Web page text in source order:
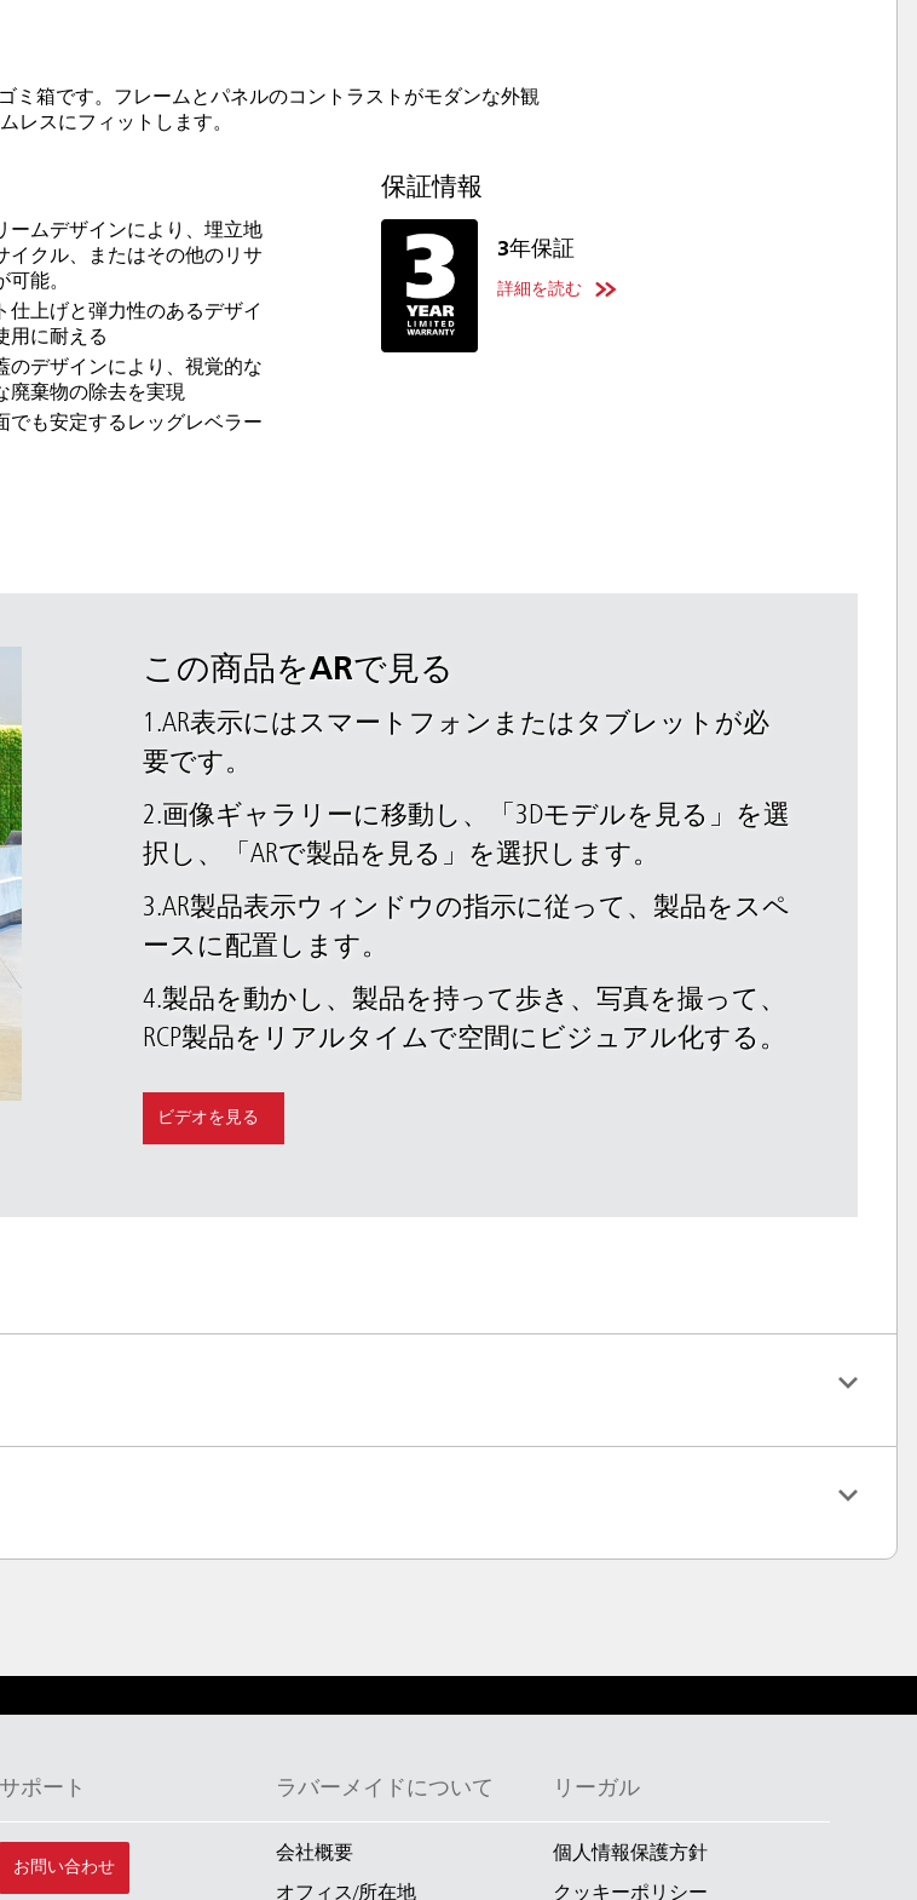
ージー
中国（CN）
韓国 (KR)
フィリピン
タイ (TH)
マレーシア
台湾（中国語）
ミ箱です。フレームとパネルのコントラストがモダンな外観
レスにフィットします。
ームデザインにより、埋立地
イクル、またはその他のリサ
可能。
仕上げと弾力性のあるデザイ
用に耐える
のデザインにより、視覚的な
廃棄物の除去を実現
でも安定するレッグレベラー
保証情報
3年保証
詳細を読む
この商品をARで見る
1.AR表示にはスマートフォンまたはタブレットが必
要です。
2.画像ギャラリーに移動し、「3Dモデルを見る」を選
択し、「ARで製品を見る」を選択します。
3.AR製品表示ウィンドウの指示に従って、製品をスペ
ースに配置します。
4.製品を動かし、製品を持って歩き、写真を撮って、
RCP製品をリアルタイムで空間にビジュアル化する。
ビデオを見る
サポート
お問い合わせ
ラバーメイドについて
会社概要
オフィス/所在地
リーガル
個人情報保護方針
クッキーポリシー